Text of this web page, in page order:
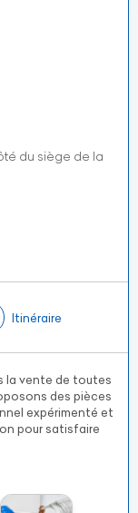
du siège de la
Itinéraire
la vente de toutes
des pièces
expérimenté et
pour satisfaire